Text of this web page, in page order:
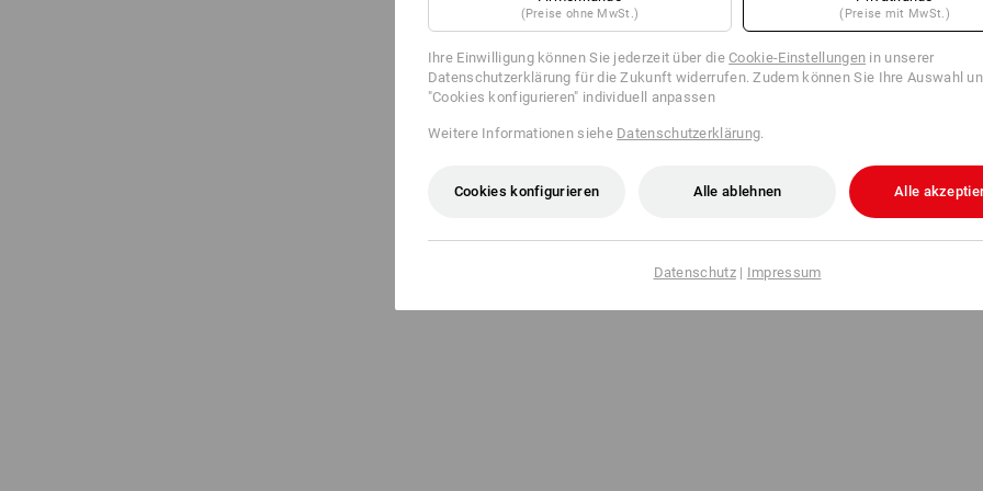
(Preise ohne MwSt.) (Preise mit MwSt.)
Ihre Einwilligung können Sie jederzeit über dieCookie-Einstellungen in unserer
Datenschutzerklärung für die Zukunft widerrufen. Zudem können Sie Ihre Auswahl
"Cookies konfigurieren" individuell anpassen
Weitere Informationen siehe Datenschutzerklärung.
Cookies konfigurieren Alle ablehnen Alle
Datenschutz| Impressum